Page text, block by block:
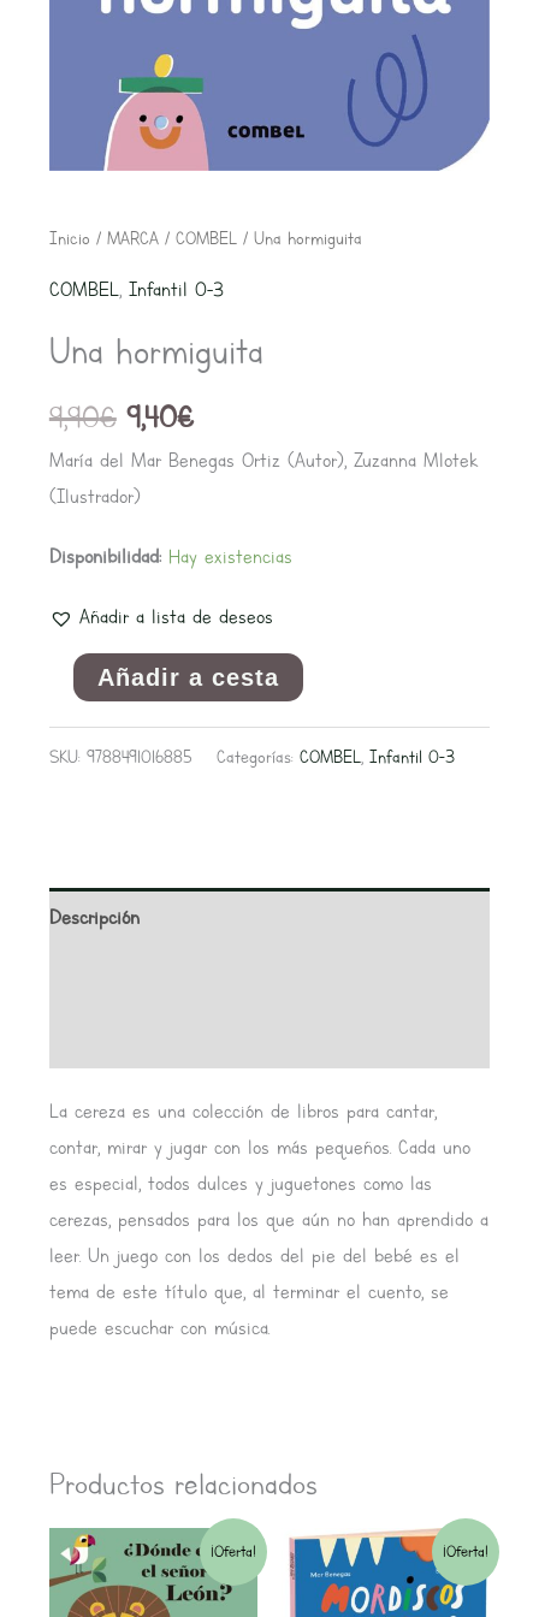
Inicio / MARCA/ COMBEL/ Una hormiguita
COMBEL, Infantil 0-3
Una hormiguita
9,90€
El
precio
original
era:
9,40€
El
precio
actual
es:
9,40€.
María del Mar Benegas Ortiz (Autor), Zuzanna Mlotek
(Ilustrador)
Disponibilidad: Hay existencias
Añadir a lista de deseos
Una
Añadir a cesta
SKU: 9788491016885 Categorías: COMBEL, Infantil 0-3
Descripción
La cereza es una colección de libros para cantar,
contar, mirar y jugar con los más pequeños. Cada uno
es especial, todos dulces y juguetones como las
cerezas, pensados para los que aún no han aprendido a
leer. Un juego con los dedos del pie del bebé es el
tema de este título que, al terminar el cuento, se
puede escuchar con música.
Productos relacionados
¡Oferta!
El
precio
El
precio
¡Oferta!
El
precio
El
precio